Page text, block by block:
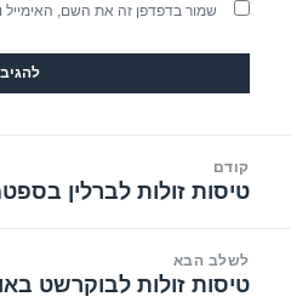
שמור בדפדפן זה את השם,
קודם
הפוסט
טיסות זולות לברלין בספטמבר 20/
לשלב הבא
הפוסט
טיסות זולות לבוקרשט באוקטובר